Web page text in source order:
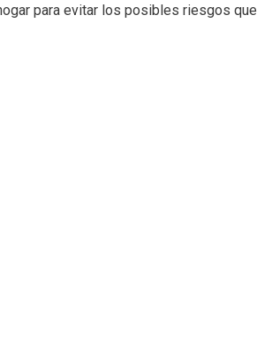
para evitar los posibles riesgos que